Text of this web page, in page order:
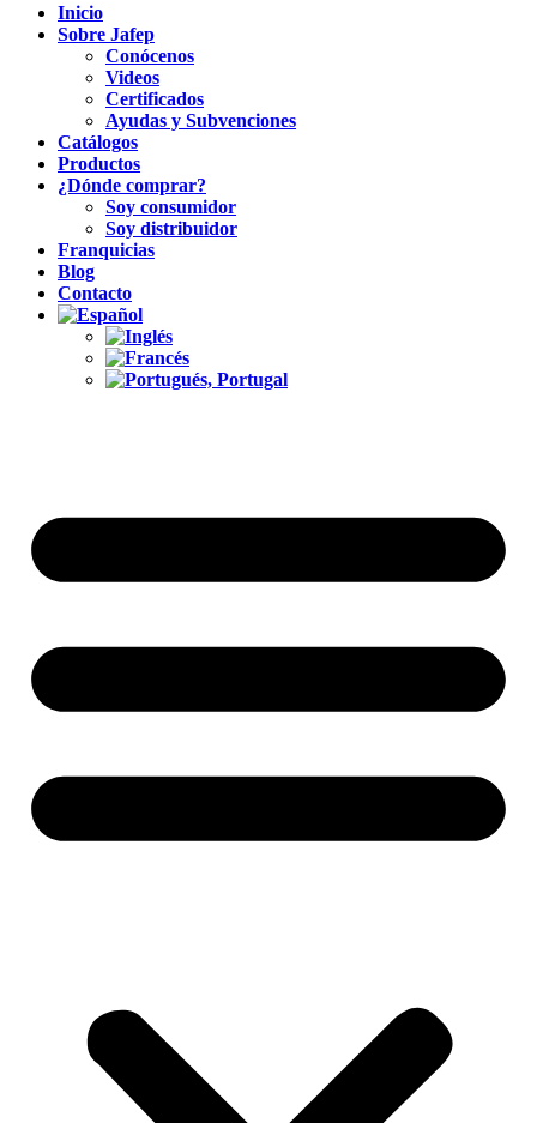
Inicio
Sobre Jafep
Conócenos
Videos
Certificados
Ayudas y Subvenciones
Catálogos
Productos
¿Dónde comprar?
Soy consumidor
Soy distribuidor
Franquicias
Blog
Contacto